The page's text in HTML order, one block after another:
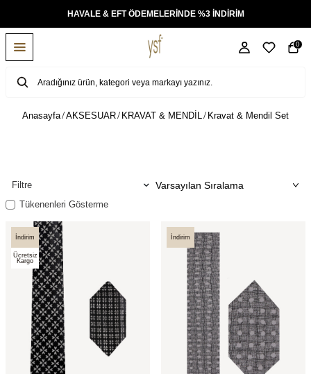
TÜM ÜRÜNLERDE ÜCRETSİZ KARGO
0
Anasayfa AKSESUAR KRAVAT & MENDİL Kravat & Mendil Set
Filtre
Tükenenleri Gösterme
İndirim
Ücretsiz
Kargo
İndirim